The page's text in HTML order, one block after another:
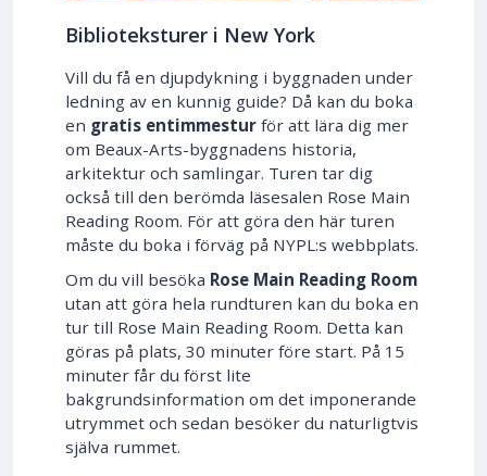
Biblioteksturer i New York
Vill du få en djupdykning i byggnaden under
ledning av en kunnig guide? Då kan du boka
en gratis entimmestur för att lära dig mer
om Beaux-Arts-byggnadens historia,
arkitektur och samlingar. Turen tar dig
också till den berömda läsesalen Rose Main
Reading Room. För att göra den här turen
måste du boka i förväg på NYPL:s webbplats.
Om du vill besöka Rose Main Reading Room
utan att göra hela rundturen kan du boka en
tur till Rose Main Reading Room. Detta kan
göras på plats, 30 minuter före start. På 15
minuter får du först lite
bakgrundsinformation om det imponerande
utrymmet och sedan besöker du naturligtvis
själva rummet.